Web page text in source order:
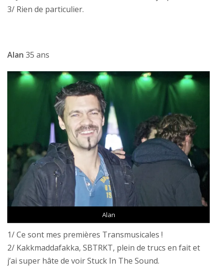
3/ Rien de particulier.
Alan 35 ans
Alan
1/ Ce sont mes premières Transmusicales !
2/ Kakkmaddafakka, SBTRKT, plein de trucs en fait et
j’ai super hâte de voir Stuck In The Sound.